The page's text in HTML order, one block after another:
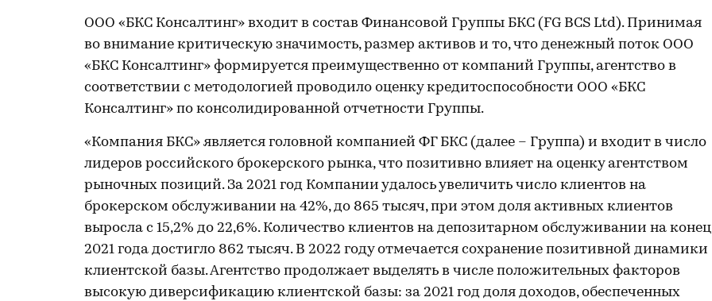
ООО «БКС Консалтинг» входит в состав Финансовой Группы БКС (FG BCS Ltd). Принимая
во внимание критическую значимость, размер активов и то, что денежный поток ООО
«БКС Консалтинг» формируется преимущественно от компаний Группы, агентство в
соответствии с методологией проводило оценку кредитоспособности ООО «БКС
Консалтинг» по консолидированной отчетности Группы.
«Компания БКС» является головной компанией ФГ БКС (далее – Группа) и входит в число
лидеров российского брокерского рынка, что позитивно влияет на оценку агентством
рыночных позиций. За 2021 год Компании удалось увеличить число клиентов на
брокерском обслуживании на 42%, до 865 тысяч, при этом доля активных клиентов
выросла с 15,2% до 22,6%. Количество клиентов на депозитарном обслуживании на конец
2021 года достигло 862 тысяч. В 2022 году отмечается сохранение позитивной динамики
клиентской базы. Агентство продолжает выделять в числе положительных факторов
высокую диверсификацию клиентской базы: за 2021 год доля доходов, обеспеченных